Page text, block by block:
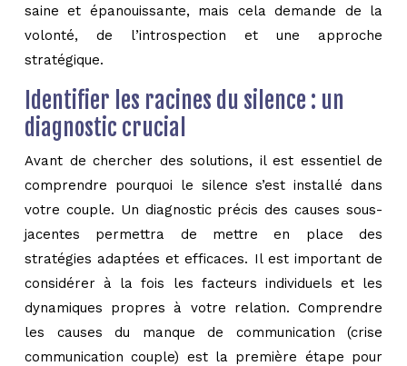
saine et épanouissante, mais cela demande de la
volonté, de l’introspection et une approche
stratégique.
Identifier les racines du silence : un
diagnostic crucial
Avant de chercher des solutions, il est essentiel de
comprendre pourquoi le silence s’est installé dans
votre couple. Un diagnostic précis des causes sous-
jacentes permettra de mettre en place des
stratégies adaptées et efficaces. Il est important de
considérer à la fois les facteurs individuels et les
dynamiques propres à votre relation. Comprendre
les causes du manque de communication (crise
communication couple) est la première étape pour